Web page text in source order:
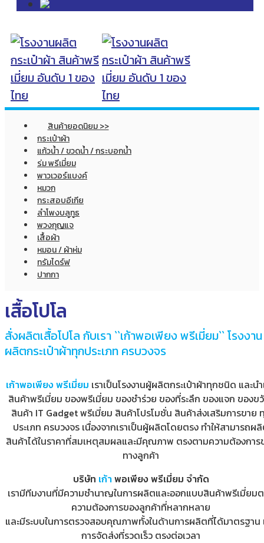
สินค้ายอดนิยม >>
กระเป๋าผ้า
แก้วน้ำ / ขวดน้ำ / กระบอกน้ำ
ร่ม พรีเมี่ยม
พาวเวอร์แบงค์
หมวก
กระสอบอีเกีย
ลำโพงบลูทูธ
พวงกุญแจ
เสื้อผ้า
หมอน / ผ้าห่ม
ทรัมไดร์ฟ
ปากกา
เสื้อโปโล
สั่งผลิตเสื้อโปโล กับเรา ``เก้าพอเพียง พรีเมี่ยม`` โรงงาน
ผลิตกระเป๋าผ้าทุกประเภท ครบวงจร
เก้าพอเพียง พรีเมี่ยม เราเป็นโรงงานผู้ผลิตกระเป๋าผ้าทุกชนิด และนำ
สินค้าพรีเมี่ยม ของพรีเมี่ยม ของชำร่วย ของที่ระลึก ของแจก ของ
สินค้า IT Gadget พรีเมี่ยม สินค้าโปรโมชั่น สินค้าส่งเสริมการขาย
ประเภท ครบวงจร เนื่องจากเราเป็นผู้ผลิตโดยตรง ทำให้สามารถผ
สินค้าได้ในราคาที่สมเหตุสมผลและมีคุณภาพ ตรงตามความต้องการ
ทางลูกค้า
บริษัท เก้าพอเพียง พรีเมี่ยม จำกัด
เรามีทีมงานที่มีความชำนาญในการผลิตและออกแบบสินค้าพรีเมี่ยม
ความต้องการของลูกค้าที่หลากหลาย
และมีระบบในการตรวจสอบคุณภาพทั้งในด้านการผลิตที่ได้มาตรฐาน
การจัดส่งที่รวดเร็ว ตรงต่อเวลา